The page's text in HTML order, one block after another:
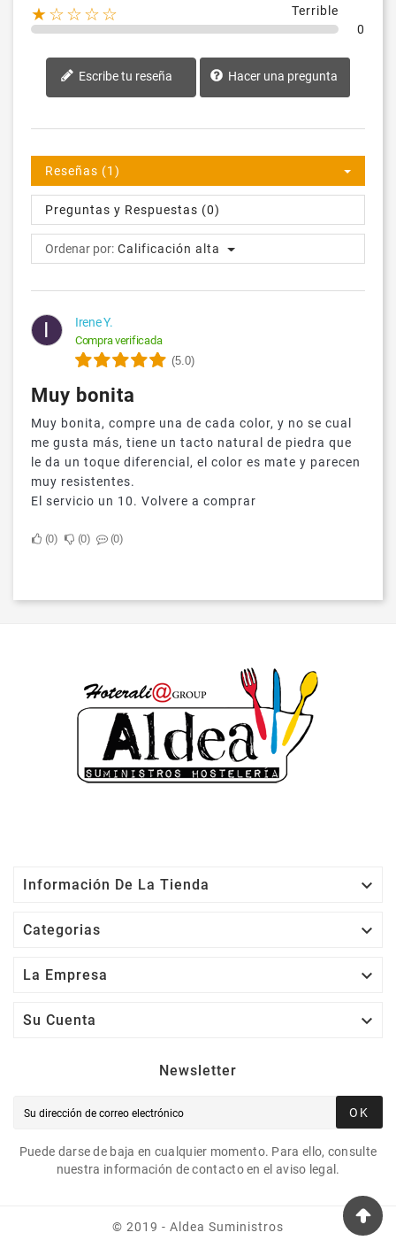
★☆☆☆☆
Terrible
0
Escribe tu reseña Hacer una pregunta
Reseñas (1)
Preguntas y Respuestas (0)
Ordenar por: Calificación alta
I Irene Y.
Compra verificada
(5.0)
Muy bonita
Muy bonita, compre una de cada color, y no se cual
me gusta más, tiene un tacto natural de piedra que
le da un toque diferencial, el color es mate y parecen
muy resistentes.
El servicio un 10. Volvere a comprar
0 0 0
Información De La Tienda 
Categorias 
La Empresa 
Su Cuenta 
Newsletter
OK
Puede darse de baja en cualquier momento. Para ello, consulte
nuestra información de contacto en el aviso legal.
© 2019 - Aldea Suministros